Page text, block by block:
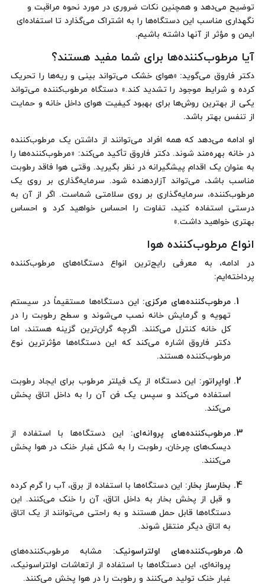
توضیح می‌دهد و همچنین نکات ضروری در مورد نحوه مراقبت و
نگهداری مناسب این دستگاه‌ها را به اشتراک می‌گذارد تا استفاده‌ای
ایمن و مؤثر از آنها داشته باشیم.
آیا مرطوب‌کننده‌ها برای شما مفید هستند؟
دکتر فاروق می‌گوید: «هوای خشک می‌تواند بینی و ریه‌ها را تحریک
کرده و شرایط موجود را تشدید کند.» دستگاه مرطوب‌کننده می‌تواند
یکی از بهترین روش‌ها برای بهبود کیفیت هوای داخل خانه و حمایت
از تنفس بهتر باشد.
او ادامه می‌دهد که همه افراد می‌توانند از داشتن یک مرطوب‌کننده
در خانه بهره‌مند شوند. دکتر فاروق تأکید می‌کند: «مرطوب‌کننده‌ها را
به عنوان یک اقدام پیشگیرانه در نظر بگیرید. وقتی هوا فاقد رطوبت
مناسب باشد، می‌تواند آزاردهنده شود. سرمایه‌گذاری بر روی یک
مرطوب‌کننده، سرمایه‌گذاری بر روی سلامتی شماست. اگر از آن به
درستی استفاده کنید، تفاوت را احساس خواهید کرد و احساس
بهتری خواهید داشت.»
انواع مرطوب‌کننده‌ هوا
در ادامه، به معرفی رایج‌ترین انواع دستگاه‌های مرطوب‌کننده
پرداخته‌ایم:
مرطوب‌کننده‌های مرکزی: این دستگاه‌ها مستقیماً در سیستم
تهویه و گرمایش خانه نصب می‌شوند و سطح رطوبت را در
کل خانه کنترل می‌کنند. اگرچه گران‌ترین گزینه هستند، اما
دکتر فاروق اشاره می‌کند که این دستگاه‌ها مؤثرترین نوع
مرطوب‌کننده هستند.
اواپراتور: این دستگاه از یک فیلتر مرطوب برای ایجاد رطوبت
استفاده می‌کند و سپس یک فن آن را به داخل اتاق پخش
می‌کند.
مرطوب‌کننده‌های پروانه‌ای: این دستگاه‌ها با استفاده از
دیسک‌های چرخان، رطوبت را به شکل غبار خنک در هوا پخش
می‌کنند.
بخارساز بخار: این دستگاه‌ها با استفاده از برق، آب را گرم کرده
و قبل از پخش بخار به داخل اتاق، آن را خنک می‌کنند. این
دستگاه‌ها قابل حمل هستند و به راحتی می‌توانند از یک اتاق
به اتاق دیگر منتقل شوند.
مرطوب‌کننده‌های اولتراسونیک: مشابه مرطوب‌کننده‌های
پروانه‌ای، این دستگاه‌ها با استفاده از ارتعاشات اولتراسونیک،
غبار خنک تولید می‌کنند و رطوبت را در هوا پخش می‌کنند.